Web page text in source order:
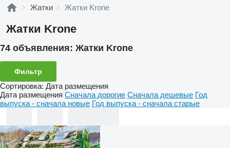
Жатки Жатки Krone
Жатки Krone
74 объявления: Жатки Krone
Фильтр
Сортировка: Дата размещения
Дата размещения Сначала дорогие Сначала дешевые Год
выпуска - сначала новые Год выпуска - сначала старые